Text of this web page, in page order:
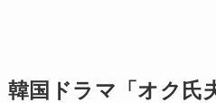
韓国ドラマ「オク氏